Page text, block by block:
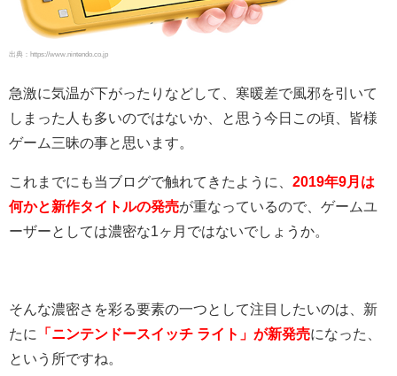
出典：https://www.nintendo.co.jp
急激に気温が下がったりなどして、寒暖差で風邪を引いて
しまった人も多いのではないか、と思う今日この頃、皆様
ゲーム三昧の事と思います。
これまでにも当ブログで触れてきたように、 2019年9月は
何かと新作タイトルの発売が重なっているので、ゲームユ
ーザーとしては濃密な1ヶ月ではないでしょうか。
そんな濃密さを彩る要素の一つとして注目したいのは、新
たに
「ニンテンドースイッチ ライト」が新発売になった、
という所ですね。